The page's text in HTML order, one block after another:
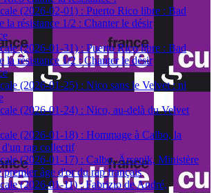
(2026-02-01) : Puerto Rico libre : Bad
la résistance 1/2 : Chanter le désir
(2026-01-31) : Puerto Rico libre : Bad
la résistance 1/2 : Chanter le désir
(2026-01-25) : Nico sans le Velvet : ni
(2026-01-24) : Nico, au-delà du Velvet
(2026-01-18) : Hommage à Calbo, la
rap collectif
(2026-01-17) : Calbo, Ärsenik, Ministère
âge d'or du rap français
(2026-01-11) : Fabrizio de André,